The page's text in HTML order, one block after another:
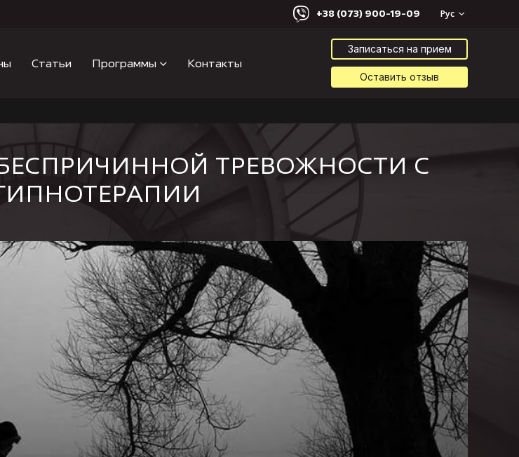
+38 (073) 900-19-09 Рус
Статьи Программы Контакты
Записаться на прием
Оставить отзыв
ТРЕВОЖНОСТИ С